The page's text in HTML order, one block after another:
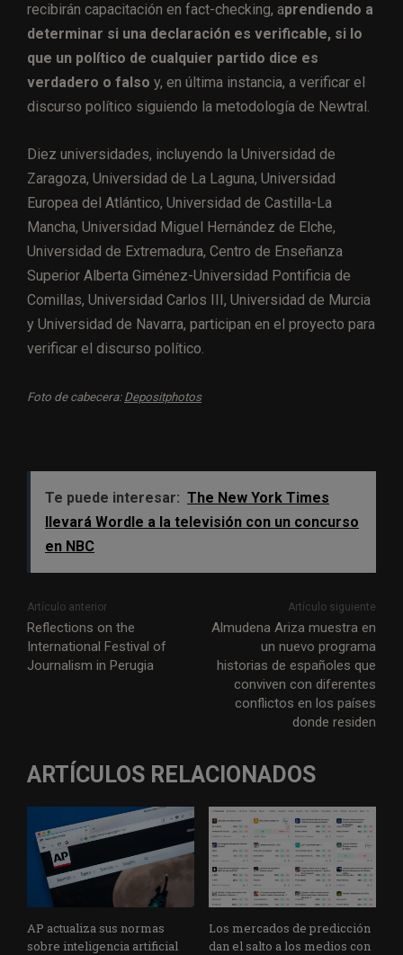
recibirán capacitación en fact-checking, aprendiendo a
determinar si una declaración es verificable, si lo
que un político de cualquier partido dice es
verdadero o falso y, en última instancia, a verificar el
discurso político siguiendo la metodología de Newtral.
Diez universidades, incluyendo la Universidad de
Zaragoza, Universidad de La Laguna, Universidad
Europea del Atlántico, Universidad de Castilla-La
Mancha, Universidad Miguel Hernández de Elche,
Universidad de Extremadura, Centro de Enseñanza
Superior Alberta Giménez-Universidad Pontificia de
Comillas, Universidad Carlos III, Universidad de Murcia
y Universidad de Navarra, participan en el proyecto para
verificar el discurso político.
Foto de cabecera: Depositphotos
Te puede interesar: The New York Times
llevará Wordle a la televisión con un concurso
en NBC
Artículo anterior
Reflections on the
International Festival of
Journalism in Perugia
Artículo siguiente
Almudena Ariza muestra en
un nuevo programa
historias de españoles que
conviven con diferentes
conflictos en los países
donde residen
ARTÍCULOS RELACIONADOS
AP actualiza sus normas
sobre inteligencia artificial
Los mercados de predicción
dan el salto a los medios con